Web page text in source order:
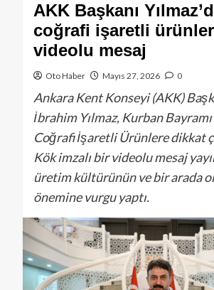
AKK Başkanı
coğrafi işaretli
videolu mesaj
Oto Haber Mayıs 27, 2026 0
Ankara Kent Konseyi (AKK)
İbrahim Yılmaz, Kurban
Coğrafi İşaretli Ürünlere dikkat
Kök imzalı bir videolu mesaj
üretim kültürünün ve bir arada
önemine vurgu yaptı.